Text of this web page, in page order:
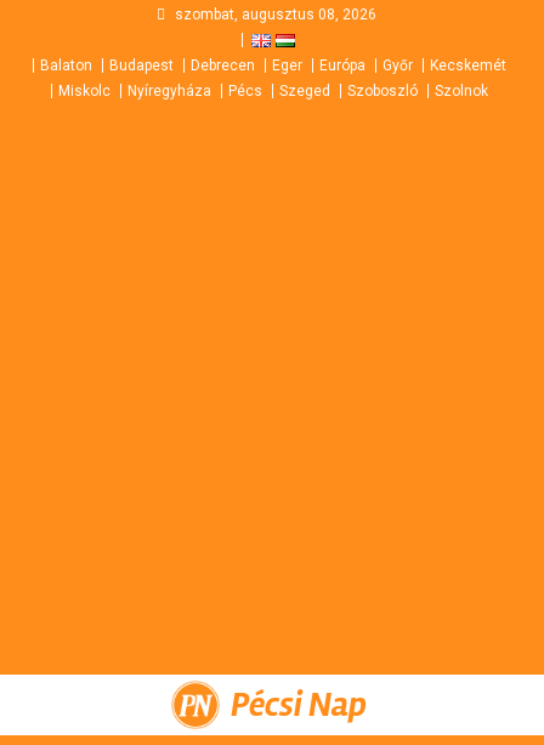
content
szombat, augusztus 08, 2026
Balaton Budapest Debrecen Eger Európa Győr
Kecskemét
Miskolc
Nyíregyháza Pécs Szeged Szoboszló Szolnok
Pécsi Nap